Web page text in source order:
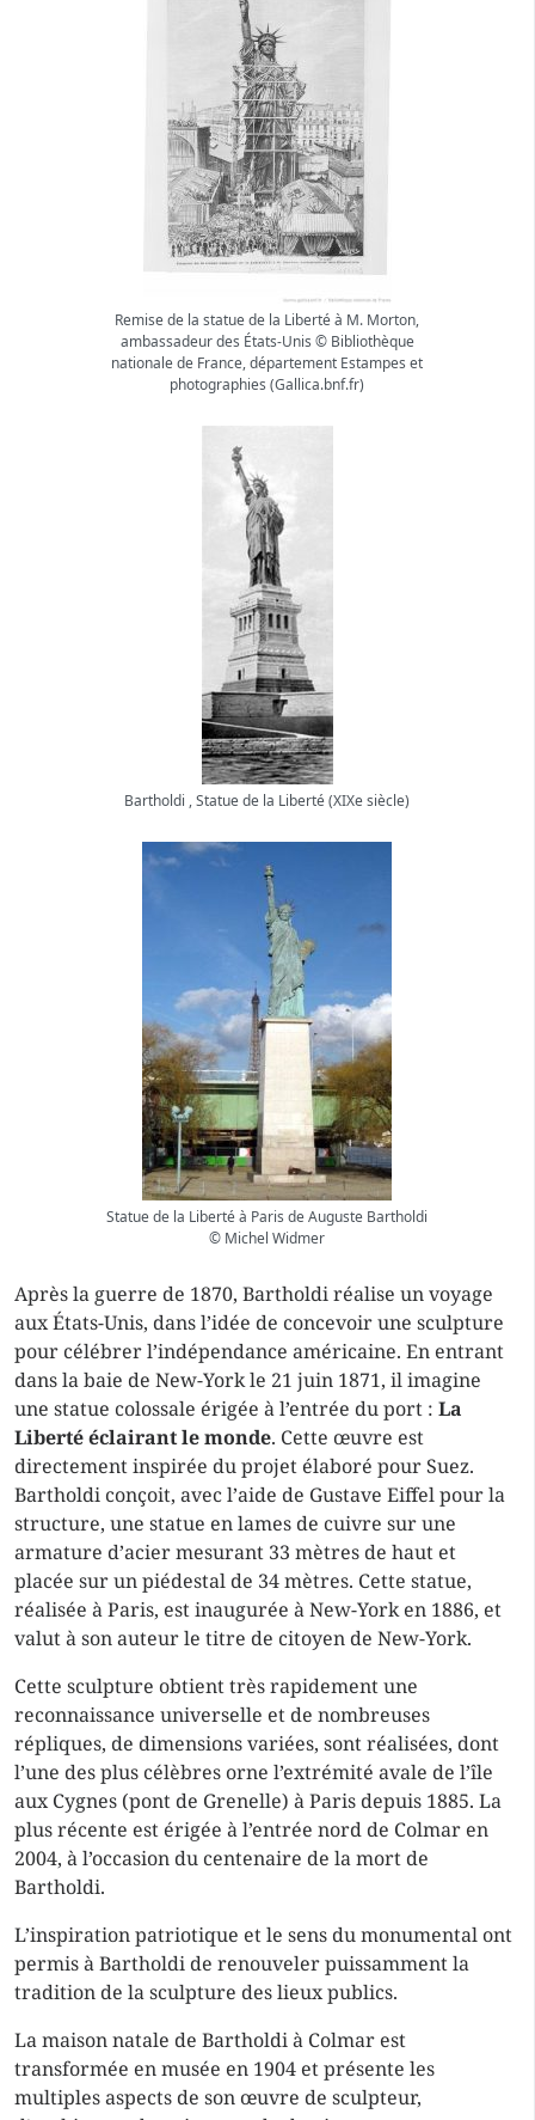
Remise de la statue de la Liberté à M. Morton,
ambassadeur des États-Unis © Bibliothèque
nationale de France, département Estampes et
photographies (Gallica.bnf.fr)
Bartholdi , Statue de la Liberté (XIXe siècle)
Statue de la Liberté à Paris de Auguste Bartholdi
© Michel Widmer
Après la guerre de 1870, Bartholdi réalise un voyage
aux États-Unis, dans l’idée de concevoir une sculpture
pour célébrer l’indépendance américaine. En entrant
dans la baie de New-York le 21 juin 1871, il imagine
une statue colossale érigée à l’entrée du port : La
Liberté éclairant le monde. Cette œuvre est
directement inspirée du projet élaboré pour Suez.
Bartholdi conçoit, avec l’aide de Gustave Eiffel pour la
structure, une statue en lames de cuivre sur une
armature d’acier mesurant 33 mètres de haut et
placée sur un piédestal de 34 mètres. Cette statue,
réalisée à Paris, est inaugurée à New-York en 1886, et
valut à son auteur le titre de citoyen de New-York.
Cette sculpture obtient très rapidement une
reconnaissance universelle et de nombreuses
répliques, de dimensions variées, sont réalisées, dont
l’une des plus célèbres orne l’extrémité avale de l’île
aux Cygnes (pont de Grenelle) à Paris depuis 1885. La
plus récente est érigée à l’entrée nord de Colmar en
2004, à l’occasion du centenaire de la mort de
Bartholdi.
L’inspiration patriotique et le sens du monumental ont
permis à Bartholdi de renouveler puissamment la
tradition de la sculpture des lieux publics.
La maison natale de Bartholdi à Colmar est
transformée en musée en 1904 et présente les
multiples aspects de son œuvre de sculpteur,